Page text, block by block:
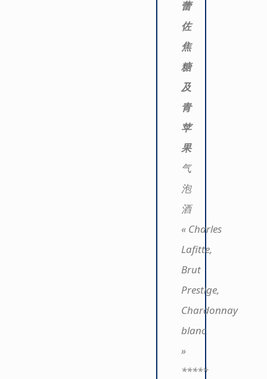
蕾
佐
焦
糖
及
青
苹
果
气
泡
酒
« Charles
Lafitte,
Brut
Prestige,
Chardonnay
blanc
»
*****